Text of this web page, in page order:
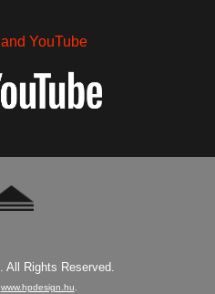
YouTube
All Rights Reserved.
www.hpdesign.hu.